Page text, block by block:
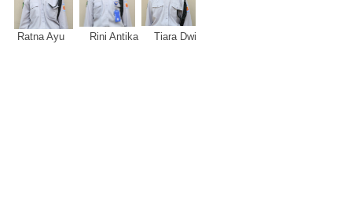
Ratna Ayu Rini Antika Tiara Dwi